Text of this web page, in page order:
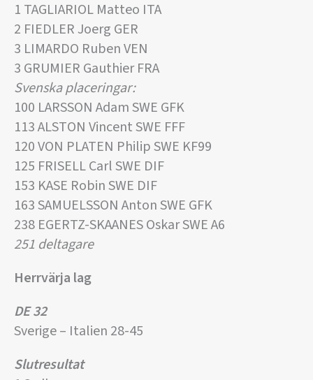
1 TAGLIARIOL Matteo ITA
2 FIEDLER Joerg GER
3 LIMARDO Ruben VEN
3 GRUMIER Gauthier FRA
Svenska placeringar:
100 LARSSON Adam SWE GFK
113 ALSTON Vincent SWE FFF
120 VON PLATEN Philip SWE KF99
125 FRISELL Carl SWE DIF
153 KASE Robin SWE DIF
163 SAMUELSSON Anton SWE GFK
238 EGERTZ-SKAANES Oskar SWE A6
251 deltagare
Herrvärja lag
DE 32
Sverige – Italien 28-45
Slutresultat